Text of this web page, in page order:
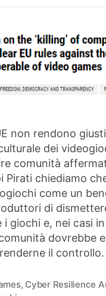
non rendono
dei
comunità
chiediamo che
come un
di
giochi e, nei casi
dovrebbe
il controllo.
, Cyber Resilience